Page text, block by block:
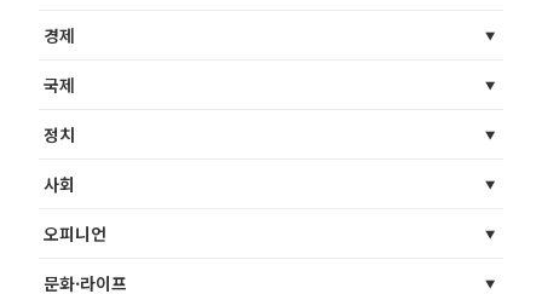
경제
국제
정치
사회
오피니언
문화·라이프